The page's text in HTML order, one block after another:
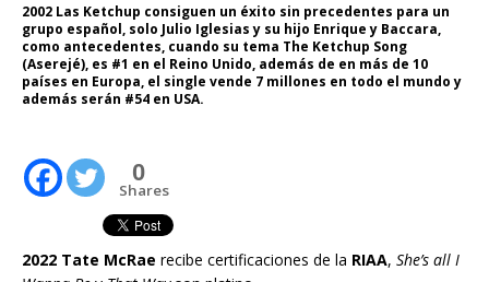
2002 Las Ketchup consiguen un éxito sin precedentes para un
grupo español, solo Julio Iglesias y su hijo Enrique y Baccara,
como antecedentes, cuando su tema The Ketchup Song
(Aserejé), es #1 en el Reino Unido, además de en más de 10
países en Europa, el single vende 7 millones en todo el mundo y
además serán #54 en USA.
0
Shares
2022 Tate McRae recibe certificaciones de la RIAA, She’s all I